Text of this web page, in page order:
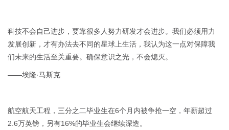
科技不会自己进步，要靠很多人努力研发才会进步。我们必须用力
发展创新，才有办法去不同的星球上生活，我认为这一点对保障我
们未来的生活至关重要。确保意识之光，不会熄灭。
——埃隆·马斯克
航空航天工程，三分之二毕业生在6个月内被争抢一空，年薪超过
2.6万英镑，另有16%的毕业生会继续深造。